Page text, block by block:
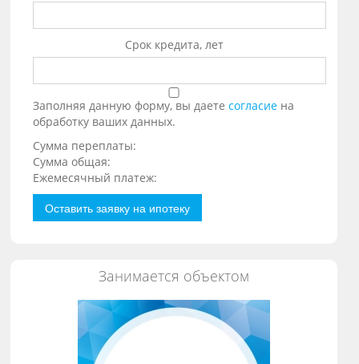
Срок кредита, лет
Заполняя данную форму, вы даетесогласие на
обработку ваших данных.
Сумма переплаты:
Сумма общая:
Ежемесячный платеж:
Оставить заявку на ипотеку
Занимается объектом